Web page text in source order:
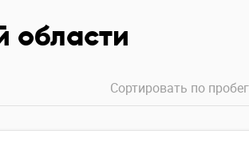
области
Сортировать по